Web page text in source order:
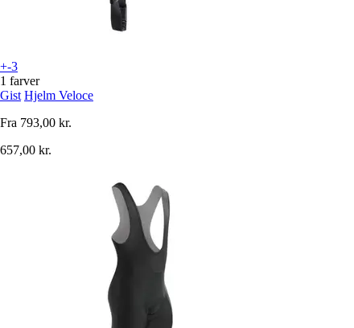
+-3
1 farver
Gist Hjelm Veloce
Fra 793,00 kr.
657,00 kr.